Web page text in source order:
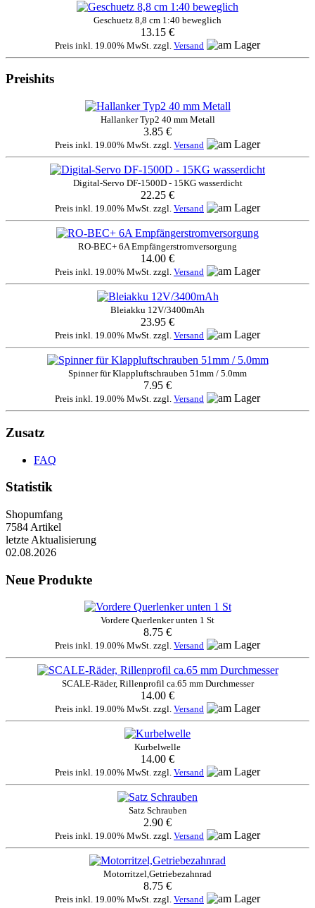
Geschuetz 8,8 cm 1:40 beweglich
13.15 €
Preis inkl. 19.00% MwSt. zzgl. Versand
Preishits
Hallanker Typ2 40 mm Metall
3.85 €
Preis inkl. 19.00% MwSt. zzgl. Versand
Digital-Servo DF-1500D - 15KG wasserdicht
22.25 €
Preis inkl. 19.00% MwSt. zzgl. Versand
RO-BEC+ 6A Empfängerstromversorgung
14.00 €
Preis inkl. 19.00% MwSt. zzgl. Versand
Bleiakku 12V/3400mAh
23.95 €
Preis inkl. 19.00% MwSt. zzgl. Versand
Spinner für Klappluftschrauben 51mm / 5.0mm
7.95 €
Preis inkl. 19.00% MwSt. zzgl. Versand
Zusatz
FAQ
Statistik
Shopumfang
7584 Artikel
letzte Aktualisierung
02.08.2026
Neue Produkte
Vordere Querlenker unten 1 St
8.75 €
Preis inkl. 19.00% MwSt. zzgl. Versand
SCALE-Räder, Rillenprofil ca.65 mm Durchmesser
14.00 €
Preis inkl. 19.00% MwSt. zzgl. Versand
Kurbelwelle
14.00 €
Preis inkl. 19.00% MwSt. zzgl. Versand
Satz Schrauben
2.90 €
Preis inkl. 19.00% MwSt. zzgl. Versand
Motorritzel,Getriebezahnrad
8.75 €
Preis inkl. 19.00% MwSt. zzgl. Versand